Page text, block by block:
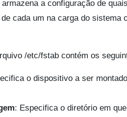
a configuração de
cada um na carga do
/etc/fstab contém os
o dispositivo a ser
: Especifica o diretório em